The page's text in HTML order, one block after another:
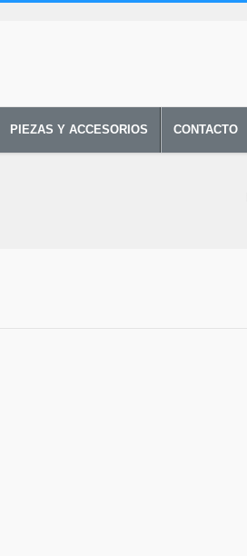
PIEZAS Y ACCESORIOS CONTACTO